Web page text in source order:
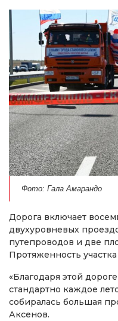
Фото: Гала Амарандо
Дорога включает
двухуровневых
путепроводов и две
Протяженность
«Благодаря этой
стандартно каждое
собиралась большая
Аксенов.